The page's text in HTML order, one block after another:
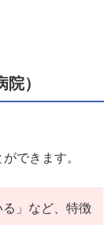
）
できます。
」など、特徴